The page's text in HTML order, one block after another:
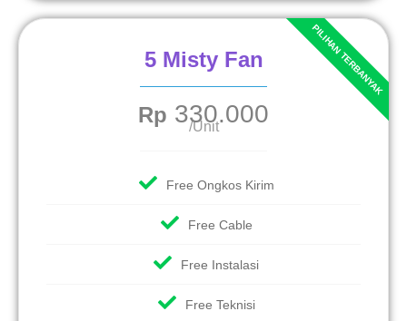
5 Misty Fan
Rp 330.000
/Unit
Free Ongkos Kirim
Free Cable
Free Instalasi
Free Teknisi